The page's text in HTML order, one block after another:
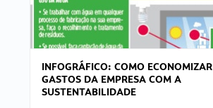
INFOGRÁFICO: COMO ECONOMIZAR
GASTOS DA EMPRESA COM A
SUSTENTABILIDADE